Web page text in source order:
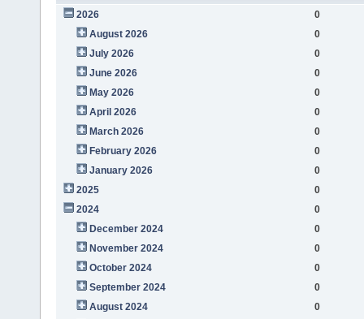
2026
0
August 2026
0
July 2026
0
June 2026
0
May 2026
0
April 2026
0
March 2026
0
February 2026
0
January 2026
0
2025
0
2024
0
December 2024
0
November 2024
0
October 2024
0
September 2024
0
August 2024
0